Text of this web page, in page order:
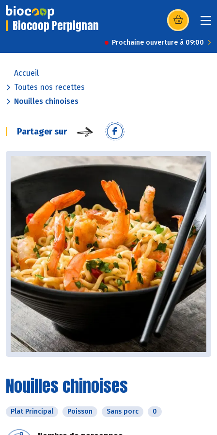
Biocoop Perpignan (s’ouvre dans
Prochaine ouverture à 09:00
Accueil
Toutes nos recettes
Nouilles chinoises
Partager sur
Nouilles chinoises
Plat Principal Poisson Sans porc 0